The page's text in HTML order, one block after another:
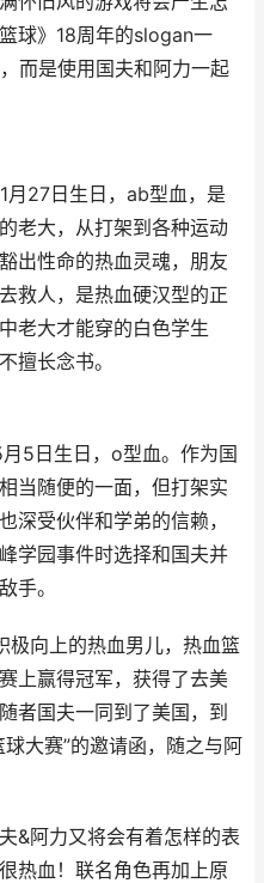
球》18周年的slogan一
而是使用国夫和阿力一起
月27日生日，ab型血，是
老大，从打架到各种运动
出性命的热血灵魂，朋友
救人，是热血硬汉型的正
老大才能穿的白色学生
擅长念书。
5日生日，o型血。作为国
当随便的一面，但打架实
深受伙伴和学弟的信赖，
学园事件时选择和国夫并
手。
极向上的热血男儿，热血篮
上赢得冠军，获得了去美
者国夫一同到了美国，到
大赛”的邀请函，随之与阿
&阿力又将会有着怎样的表
热血！联名角色再加上原